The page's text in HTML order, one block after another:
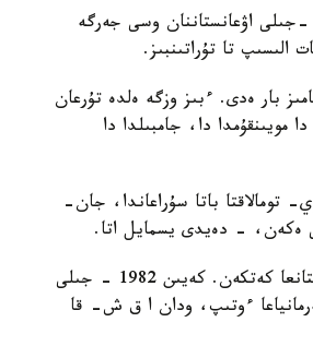
- ءبىز بۇرىندارى جامبىل وبلىسى مويىنقۇم اۋدانىنان كەتكەن ەكەنبىز. 1973 -جىلى اۋعانستاننان وسى جەرگە
تا تۇراتىنبىز.
بار ەدى. ءبىز وزگە ەلدە تۇرعان
مويىنقۇمدا دا، جامبىلدا دا
تومالاقتا باتا سۇراعاندا، جان-
ەكەن، - دەيدى يسمايل اتا.
ەلگە بولشيەۆيكتەر كەلگەندە ءاسيا دا اكەسىمەن بىرگە قازاق دالاسىنان اۋعانستانعا كەتكەن. كەيىن 1982 - جىلى
ءوتىپ، ودان ا ق ش- قا